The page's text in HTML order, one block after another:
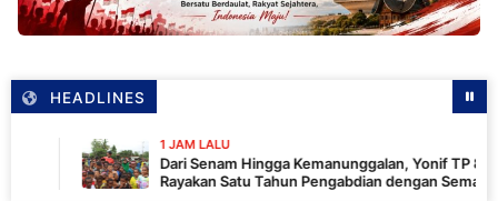
HEADLINES
1 JAM LALU
Dari Senam Hingga Kemanunggalan, Yonif TP 820/DAAI
Rayakan Satu Tahun Pengabdian dengan Semangat